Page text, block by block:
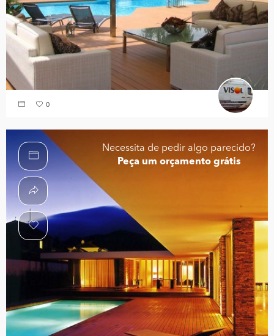
0
Necessita de pedir algo parecido?
Peça um orçamento grátis